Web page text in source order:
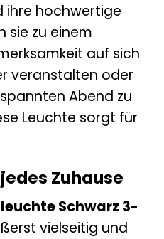
ihre hochwertige
sie zu einem
auf sich
veranstalten oder
Abend zu
Leuchte sorgt für
Zuhause
Schwarz 3-
vielseitig und